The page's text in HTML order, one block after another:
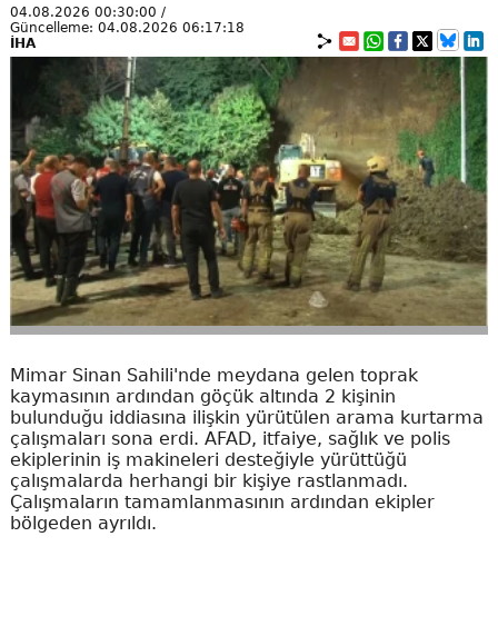
04.08.2026 00:30:00 /
Güncelleme: 04.08.2026 06:17:18
İHA
Mimar Sinan Sahili'nde meydana gelen toprak
kaymasının ardından göçük altında 2 kişinin
bulunduğu iddiasına ilişkin yürütülen arama kurtarma
çalışmaları sona erdi. AFAD, itfaiye, sağlık ve polis
ekiplerinin iş makineleri desteğiyle yürüttüğü
çalışmalarda herhangi bir kişiye rastlanmadı.
Çalışmaların tamamlanmasının ardından ekipler
bölgeden ayrıldı.